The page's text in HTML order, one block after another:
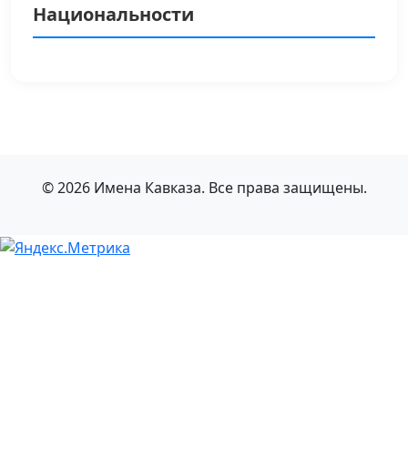
Национальности
© 2026 Имена Кавказа. Все права защищены.